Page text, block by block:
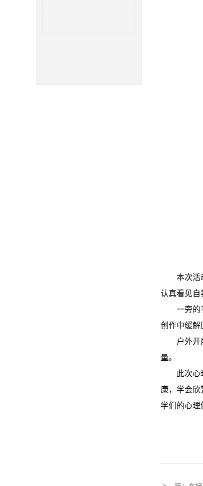
本次活
认真看见自
一旁的
创作中缓解
户外
量。
此次
康，学会
学们的心理